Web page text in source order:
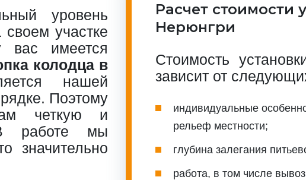
уровень
участке
имеется
колодца в
нашей
Поэтому
четкую и
В работе мы
значительно
Расчет стоимости
Нерюнгри
Стоимость
зависит от
индивидуальные
рельеф местности;
глубина залегания
работа, в том числе вывоз